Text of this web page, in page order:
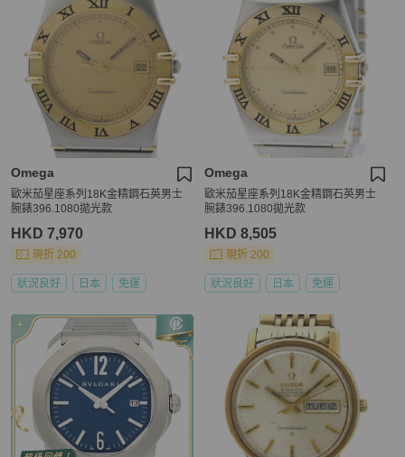
Omega
歐米茄星座系列18K金精鋼石英男士
腕錶396.1080拋光款
HKD 7,970
現折 200
狀況良好 日本 免運
Omega
歐米茄星座系列18K金精鋼石英男士
腕錶396.1080拋光款
HKD 8,505
現折 200
狀況良好 日本 免運